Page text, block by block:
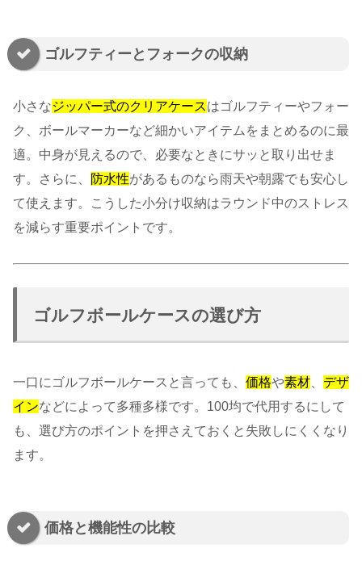
ゴルフティーとフォークの収納
小さなジッパー式のクリアケースはゴルフティーやフォー
ク、ボールマーカーなど細かいアイテムをまとめるのに最
適。中身が見えるので、必要なときにサッと取り出せま
す。さらに、
防水性があるものなら雨天や朝露でも安心し
て使えます。こうした小分け収納はラウンド中のストレス
を減らす重要ポイントです。
ゴルフボールケースの選び方
一口にゴルフボールケースと言っても、 価格や素材、 デザ
インなどによって多種多様です。100均で代用するにして
も、選び方のポイントを押さえておくと失敗しにくくなり
ます。
価格と機能性の比較